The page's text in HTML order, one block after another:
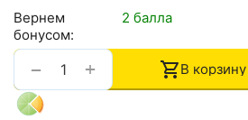
Вернем
бонусом:
2 балла
+
− В корзину